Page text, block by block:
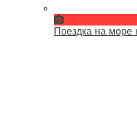
Поездка на море